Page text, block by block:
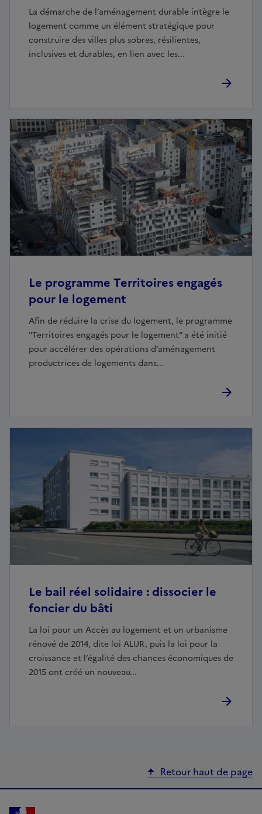
La démarche de l’aménagement durable intègre le
logement comme un élément stratégique pour
construire des villes plus sobres, résilientes,
inclusives et durables, en lien avec les...
Le programme Territoires engagés
pour le logement
Afin de réduire la crise du logement, le programme
"Territoires engagés pour le logement" a été initié
pour accélérer des opérations d’aménagement
productrices de logements dans...
Le bail réel solidaire : dissocier le
foncier du bâti
La loi pour un Accès au logement et un urbanisme
rénové de 2014, dite loi ALUR, puis la loi pour la
croissance et l’égalité des chances économiques de
2015 ont créé un nouveau...
Retour haut de page